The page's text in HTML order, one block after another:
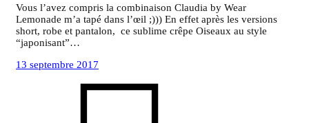
tuto
Vous l’avez compris la combinaison Claudia by Wear
Lemonade m’a tapé dans l’œil ;))) En effet après les versions
short, robe et pantalon, ce sublime crêpe Oiseaux au style
“japonisant”…
13 septembre 2017